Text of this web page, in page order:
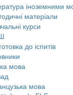
іноземними
матеріали
курси
до іспитів
мова
мова